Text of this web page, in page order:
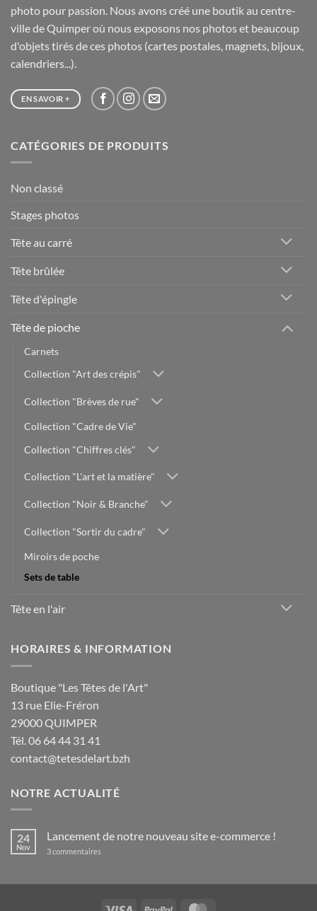
photo pour passion. Nous avons créé une boutik au centre-
ville de Quimper où nous exposons nos photos et beaucoup
d'objets tirés de ces photos (cartes postales, magnets, bijoux,
calendriers...).
EN SAVOIR +
CATÉGORIES DE PRODUITS
Non classé
Stages photos
Tête au carré
Tête brûlée
Tête d'épingle
Tête de pioche
Carnets
Collection "Art des crépis"
Collection "Brèves de rue"
Collection "Cadre de Vie"
Collection "Chiffres clés"
Collection "L'art et la matière"
Collection "Noir & Branche"
Collection "Sortir du cadre"
Miroirs de poche
Sets de table
Tête en l'air
HORAIRES & INFORMATION
Boutique "Les Têtes de l'Art"
13 rue Elie-Fréron
29000 QUIMPER
Tél. 06 64 44 31 41
contact@tetesdelart.bzh
NOTRE ACTUALITÉ
24
Nov
Lancement de notre nouveau site e-commerce !
3 commentaires
e-
Visa PayPal